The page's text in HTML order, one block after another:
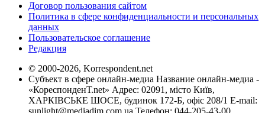
Договор пользования сайтом
Политика в сфере конфиденциальности и персональных
данных
Пользовательское соглашение
Редакция
© 2000-2026, Korrespondent.net
Субъект в сфере онлайн-медиа Название онлайн-медиа -
«КореспонденТ.net» Адрес: 02091, місто Київ,
ХАРКІВСЬКЕ ШОСЕ, будинок 172-Б, офіс 208/1 E-mail: